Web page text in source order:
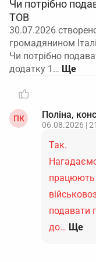
Чи потрібно
ТОВ
30.07.2026
громадянином
Чи потрібно
додатку 1…
ПК Поліна,
06.08.2026 |
Так.
працюють
подавати
до… Ще